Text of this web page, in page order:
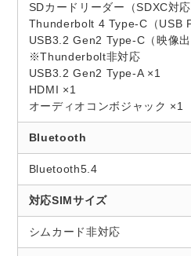
SDカードリーダー（SDXC対
Thunderbolt 4 Type-C（USB
USB3.2 Gen2 Type-C（映像
※Thunderbolt非対応
USB3.2 Gen2 Type-A ×1
HDMI ×1
オーディオコンボジャック ×1
Bluetooth
Bluetooth5.4
対応SIMサイズ
シムカード非対応